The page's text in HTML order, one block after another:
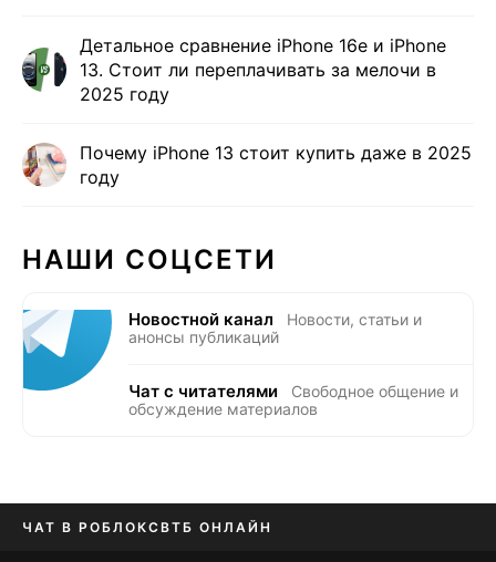
Детальное сравнение iPhone 16e и iPhone
13. Стоит ли переплачивать за мелочи в
2025 году
Почему iPhone 13 стоит купить даже в 2025
году
НАШИ СОЦСЕТИ
Новостной канал
Новости, статьи и
анонсы публикаций
Чат с читателями
Свободное общение и
обсуждение материалов
ЧАТ В РОБЛОКСВТБ ОНЛАЙН